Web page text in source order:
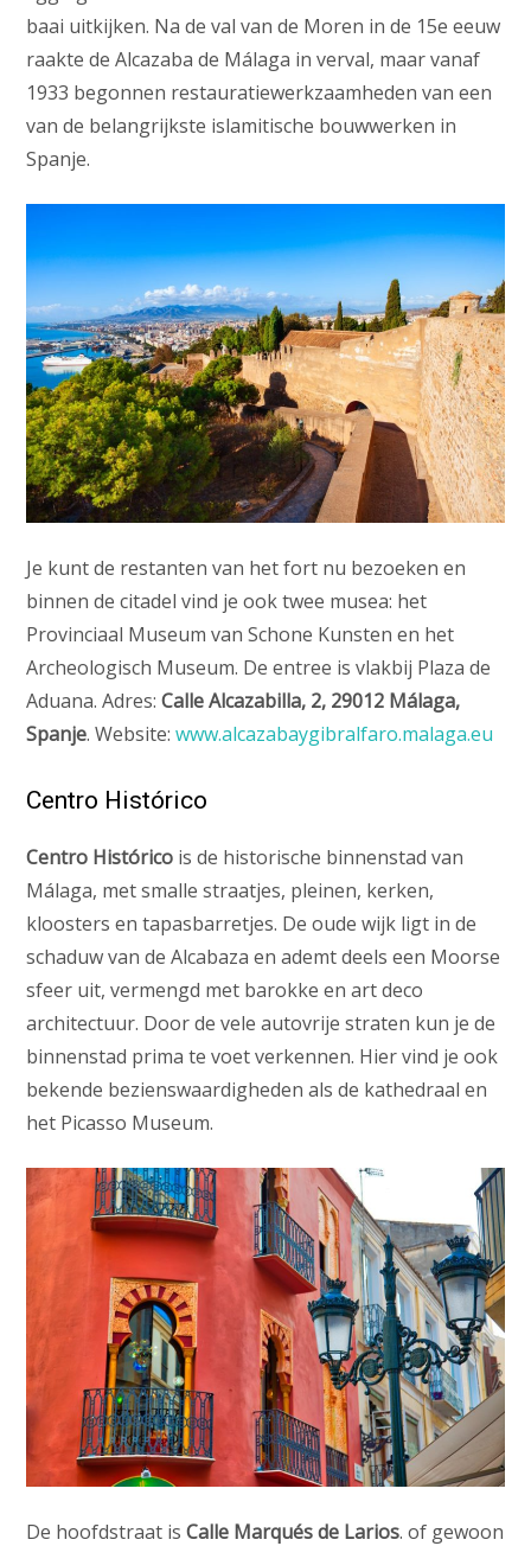
baai uitkijken. Na de val van de Moren in de 15e eeuw
raakte de Alcazaba de Málaga in verval, maar vanaf
1933 begonnen restauratiewerkzaamheden van een
van de belangrijkste islamitische bouwwerken in
Spanje.
Je kunt de restanten van het fort nu bezoeken en
binnen de citadel vind je ook twee musea: het
Provinciaal Museum van Schone Kunsten en het
Archeologisch Museum. De entree is vlakbij Plaza de
Aduana. Adres:Calle Alcazabilla, 2, 29012 Málaga,
Spanje. Website:www.alcazabaygibralfaro.malaga.eu
Centro Histórico
Centro Histórico is de historische binnenstad van
Málaga, met smalle straatjes, pleinen, kerken,
kloosters en tapasbarretjes. De oude wijk ligt in de
schaduw van de Alcabaza en ademt deels een Moorse
sfeer uit, vermengd met barokke en art deco
architectuur. Door de vele autovrije straten kun je de
binnenstad prima te voet verkennen. Hier vind je ook
bekende bezienswaardigheden als de kathedraal en
het Picasso Museum.
De hoofdstraat isCalle Marqués de Larios. of gewoon